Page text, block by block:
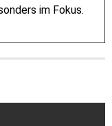
im Fokus.